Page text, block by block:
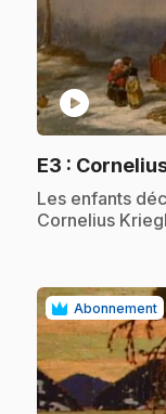
play_circle
E3 :
.Les enfants
Cornelius
Abonnement